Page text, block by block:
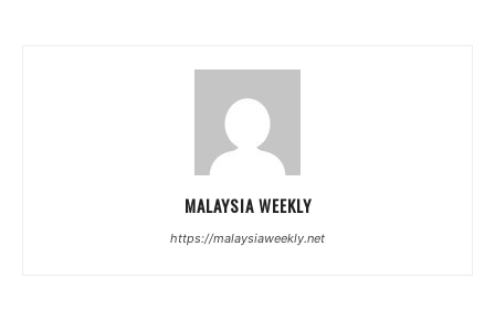
MALAYSIA WEEKLY
https://malaysiaweekly.net